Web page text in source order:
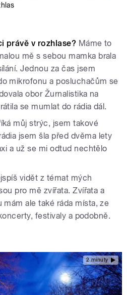
právě v rozhlase? Máme to
mě s sebou mamka brala
Jednou za čas jsem
mikrofonu a posluchačům se
obor Žurnalistika na
se mumlat do rádia dál.
můj strýc, jsem takové
jsem šla před dvěma lety
a už se mi odtud nechtělo
vidět z témat mých
pro mě zvířata. Zvířata a
mám ale také ráda místa, ze
festivaly a podobně.
2 minuty